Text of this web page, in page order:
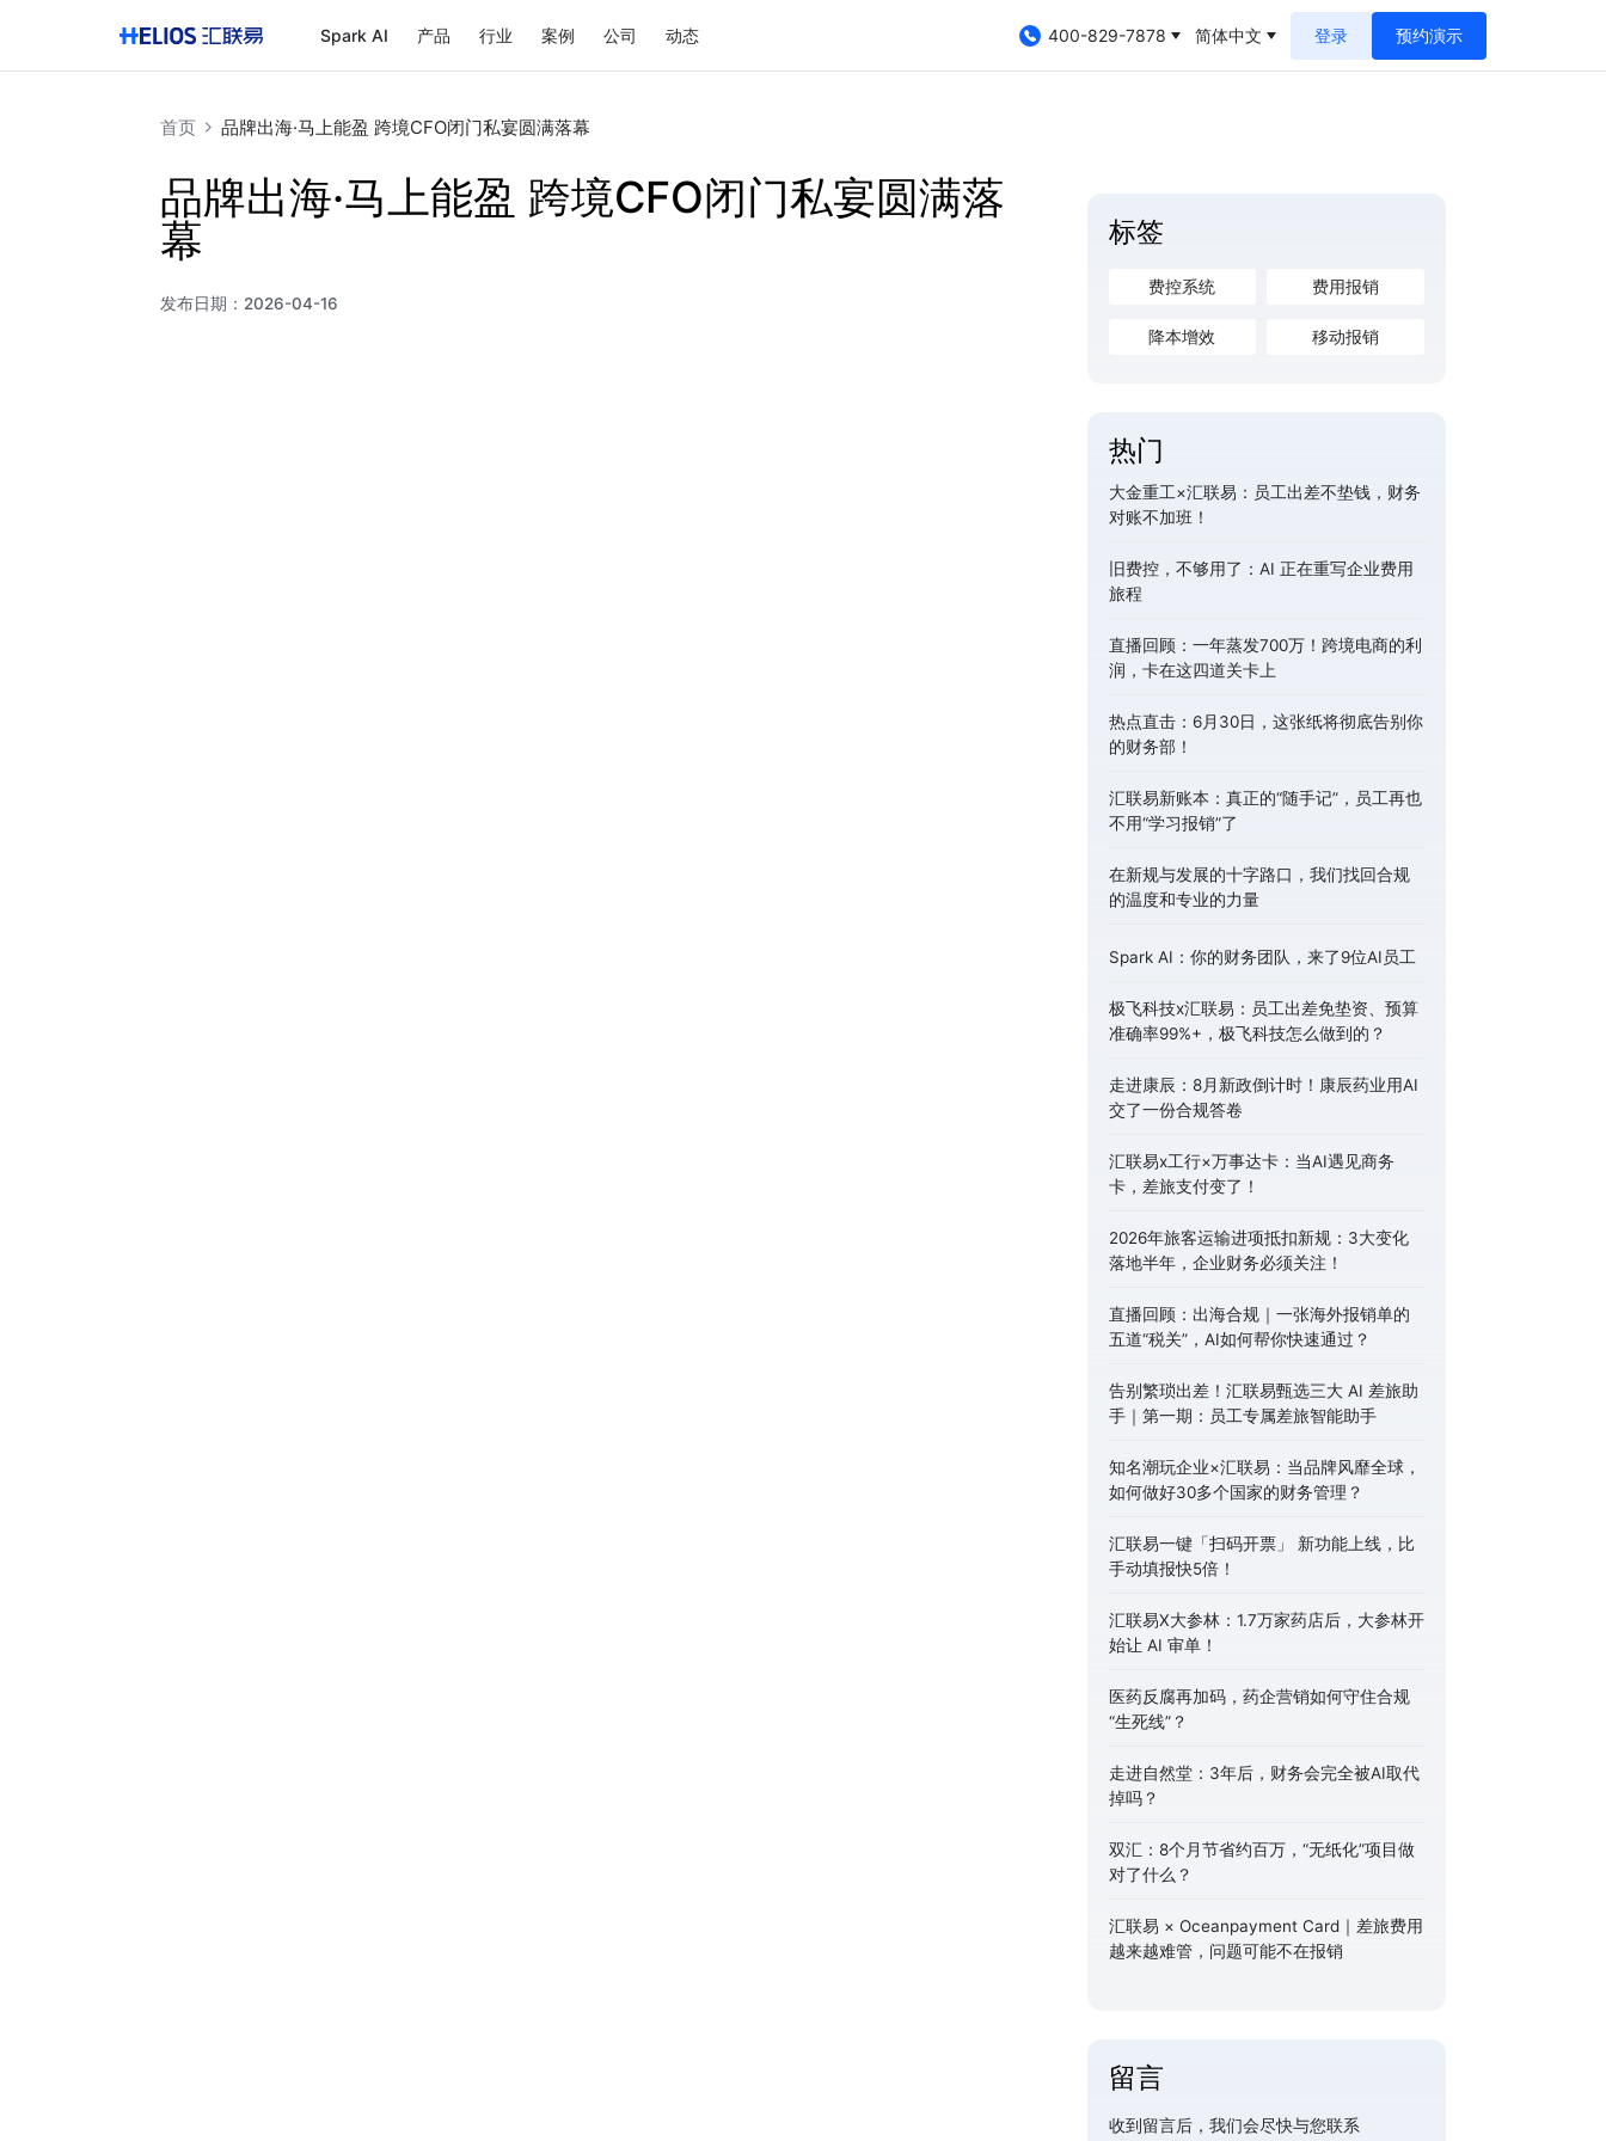
Spark AI 产品 行业 案例 公司 动态 400-829-7878 简体中文 登录 预约演示
首页 品牌出海·马上能盈 跨境CFO闭门私宴圆满落幕
品牌出海·马上能盈 跨境CFO闭门私宴圆满落
幕
发布日期： 2026-04-16
标签
费控系统 费用报销
降本增效 移动报销
热门
大金重工×汇联易：员工出差不垫钱，财务
对账不加班！
旧费控，不够用了：AI 正在重写企业费用
旅程
直播回顾：一年蒸发700万！跨境电商的利
润，卡在这四道关卡上
热点直击：6月30日，这张纸将彻底告别你
的财务部！
汇联易新账本：真正的“随手记”，员工再也
不用“学习报销”了
在新规与发展的十字路口，我们找回合规
的温度和专业的力量
Spark AI：你的财务团队，来了9位AI员工
极飞科技x汇联易：员工出差免垫资、预算
准确率99%+，极飞科技怎么做到的？
走进康辰：8月新政倒计时！康辰药业用AI
交了一份合规答卷
汇联易x工行×万事达卡：当AI遇见商务
卡，差旅支付变了！
2026年旅客运输进项抵扣新规：3大变化
落地半年，企业财务必须关注！
直播回顾：出海合规｜一张海外报销单的
五道“税关”，AI如何帮你快速通过？
告别繁琐出差！汇联易甄选三大 AI 差旅助
手｜第一期：员工专属差旅智能助手
知名潮玩企业×汇联易：当品牌风靡全球，
如何做好30多个国家的财务管理？
汇联易一键「扫码开票」 新功能上线，比
手动填报快5倍！
汇联易X大参林：1.7万家药店后，大参林开
始让 AI 审单！
医药反腐再加码，药企营销如何守住合规
“生死线”？
走进自然堂：3年后，财务会完全被AI取代
掉吗？
双汇：8个月节省约百万，“无纸化”项目做
对了什么？
汇联易 × Oceanpayment Card｜差旅费用
越来越难管，问题可能不在报销
留言
收到留言后，我们会尽快与您联系